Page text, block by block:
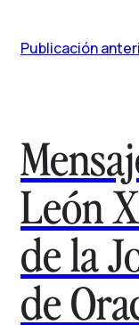
Publicación
León
de la
de